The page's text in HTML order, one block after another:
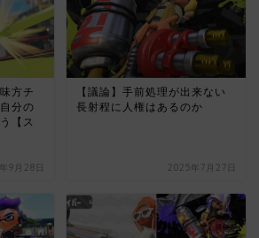
方チ
分の
【ス
9月28日
【議論】手前処理が出来ない
長射程に人権はあるのか
2025年7月27日